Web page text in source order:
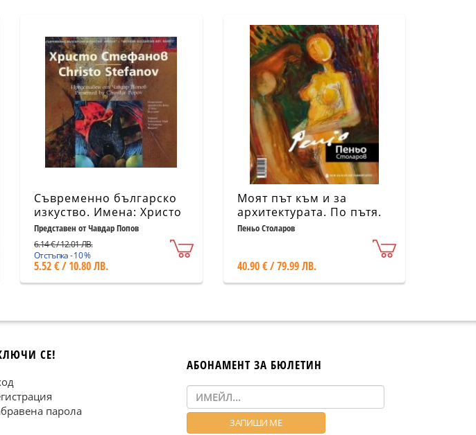
Съвременно българско
изкуство. Имена: Христо
Стефанов
Представен от Чавдар Попов
6.14 € / 12.01 ЛВ.
Отстъпка - 10 %
5.52 € / 10.80 ЛВ.
Моят път към и за
архитектурата. По пътя.
Албум
Пеньо Столаров
40.90 € / 79.99 ЛВ.
СЕ!
парола
АБОНАМЕНТ ЗА БЮЛЕТИН